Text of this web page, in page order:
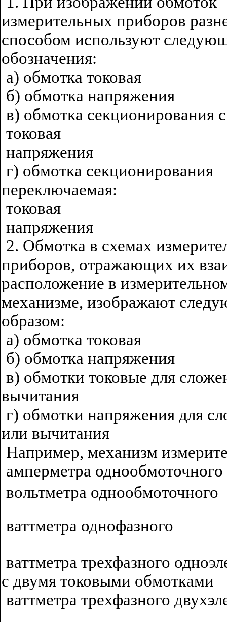
измерительных приборов
способом используют
обозначения:
а) обмотка токовая
б) обмотка напряжения
в) обмотка секционирования
токовая
напряжения
г) обмотка секционирования
переключаемая:
токовая
напряжения
2. Обмотка в схемах
приборов, отражающих их
расположение в
механизме, изображают
образом:
а) обмотка токовая
б) обмотка напряжения
в) обмотки токовые для
вычитания
г) обмотки напряжения для
или вычитания
Например, механизм
амперметра однообмоточного
вольтметра однообмоточного
ваттметра однофазного
ваттметра трехфазного
с двумя токовыми обмотками
ваттметра трехфазного